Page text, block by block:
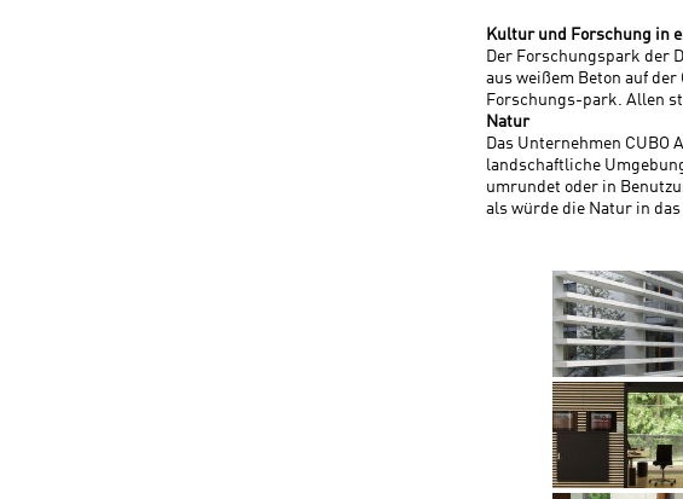
Kultur und Forschung in
Der Forschungspark der
aus weißem Beton auf der
Forschungs-park. Allen
Natur
Das Unternehmen
landschaftliche
umrundet oder in
als würde die Natur in